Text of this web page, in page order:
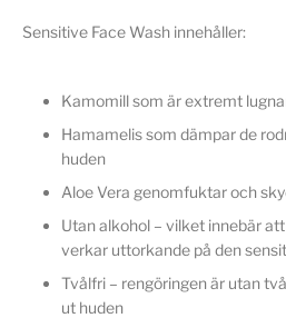
Sensitive Face Wash innehåller:
Kamomill som är extremt
Hamamelis som dämpar de
huden
Aloe Vera genomfuktar och
Utan alkohol – vilket innebär
verkar uttorkande på den
Tvålfri – rengöringen är utan
ut huden